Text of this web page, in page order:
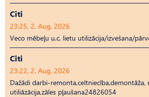
Citi
23:25, 2. Aug, 2026
Veco mēbeļu u.c. lietu utilizācija/izvešana/
Citi
23:22, 2. Aug, 2026
Dažādi darbi-remonta,celtniecība,demontāža,
utiliāzācija,zāles pļaušana24826054